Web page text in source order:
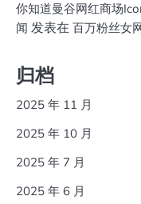
你知道曼谷网红商场
闻 发表在 百万粉丝女
归档
2025 年 11 月
2025 年 10 月
2025 年 7 月
2025 年 6 月